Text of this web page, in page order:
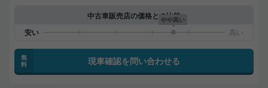
中古車販売店の価格との比較
やや高い
無
料
現車確認を問い合わせる